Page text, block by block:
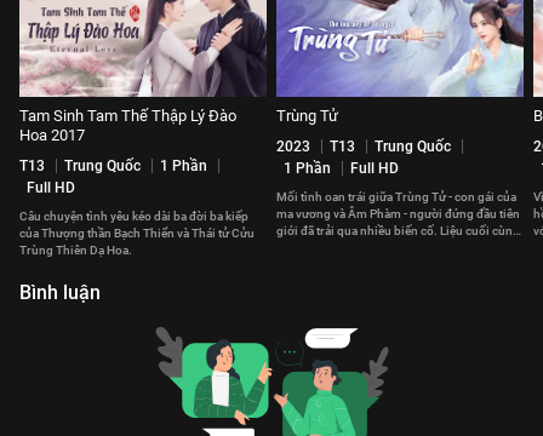
Tam Sinh Tam Thế Thập Lý Đào
Hoa 2017
T13 Trung Quốc
1 Phần
Full HD
Câu chuyện tình yêu kéo dài ba đời ba kiếp
của Thượng thần Bạch Thiển và Thái tử Cửu
Trùng Thiên Dạ Hoa.
Trùng Tử
2023 T13
Trung Quốc
1 Phần
Full HD
Mối tình oan trái giữa Trùng Tử - con gái của
ma vương và Âm Phàm - người đứng đầu tiên
giới đã trải qua nhiều biến cố. Liệu cuối cùng,
Bình luận